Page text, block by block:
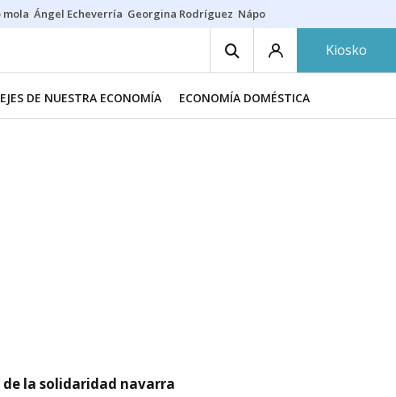
mola Ángel Echeverría Georgina Rodríguez Nápoles - Osasuna
Kiosko
EJES DE NUESTRA ECONOMÍA ECONOMÍA DOMÉSTICA
la solidaridad navarra